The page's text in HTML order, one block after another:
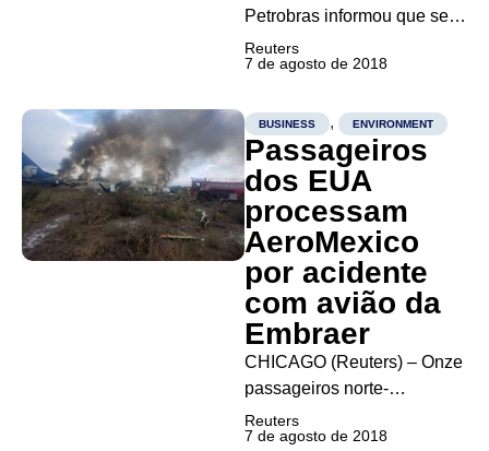
Petrobras informou que seu
conselho de administração
aprovou a adesão da estatal
programa do governo
federal que prevê
subvenção econômica à
de acordo com fato
relevante nesta...
Reuters
7 de agosto de 2018
BUSINESS , ENVIRONMENT
Passageiros
dos EUA
processam
AeroMexico
por acidente
com avião da
Embraer
CHICAGO (Reuters) – Onze
passageiros norte-
americanos que
sobreviveram a um acidente
Reuters
7 de agosto de 2018